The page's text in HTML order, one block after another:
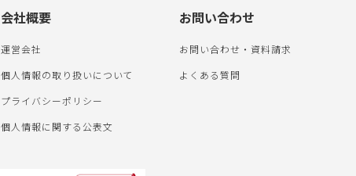
会社概要
運営会社
個人情報の取り扱いについて
プライバシーポリシー
個人情報に関する公表文
お問い合わせ
お問い合わせ・資料請求
よくある質問